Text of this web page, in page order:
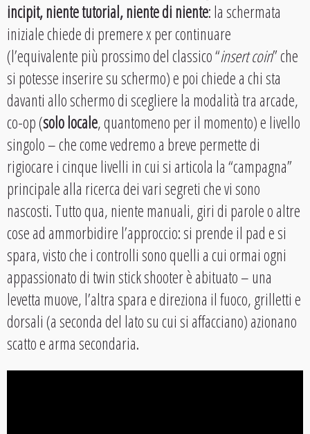
incipit, niente tutorial, niente di niente: la schermata
iniziale chiede di premere x per continuare
(l’equivalente più prossimo del classico “insert coin” che
si potesse inserire su schermo) e poi chiede a chi sta
davanti allo schermo di scegliere la modalità tra arcade,
co-op (solo locale, quantomeno per il momento) e livello
singolo – che come vedremo a breve permette di
rigiocare i cinque livelli in cui si articola la “campagna”
principale alla ricerca dei vari segreti che vi sono
nascosti. Tutto qua, niente manuali, giri di parole o altre
cose ad ammorbidire l’approccio: si prende il pad e si
spara, visto che i controlli sono quelli a cui ormai ogni
appassionato di twin stick shooter è abituato – una
levetta muove, l’altra spara e direziona il fuoco, grilletti e
dorsali (a seconda del lato su cui si affacciano) azionano
scatto e arma secondaria.